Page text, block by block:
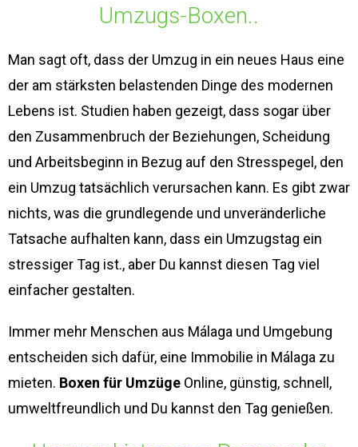
Umzugs-Boxen..
Man sagt oft, dass der Umzug in ein neues Haus eine
der am stärksten belastenden Dinge des modernen
Lebens ist. Studien haben gezeigt, dass sogar über
den Zusammenbruch der Beziehungen, Scheidung
und Arbeitsbeginn in Bezug auf den Stresspegel, den
ein Umzug tatsächlich verursachen kann. Es gibt zwar
nichts, was die grundlegende und unveränderliche
Tatsache aufhalten kann, dass ein Umzugstag ein
stressiger Tag ist., aber Du kannst diesen Tag viel
einfacher gestalten.
Immer mehr Menschen aus Málaga und Umgebung
entscheiden sich dafür, eine Immobilie in Málaga zu
mieten. Boxen für Umzüge Online, günstig, schnell,
umweltfreundlich und Du kannst den Tag genießen.